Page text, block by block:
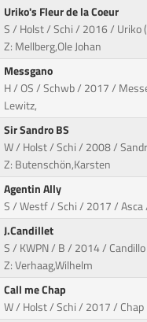
Uriko's Fleur de la Coeur
S / Holst / Schi / 2016 / Uriko
Z: Mellberg,Ole Johan
Messgano
H / OS / Schwb / 2017 /
Lewitz,
Sir Sandro BS
W / Holst / Schi / 2008 /
Z: Butenschön,Karsten
Agentin Ally
S / Westf / Schi / 2017 / Asca
J.Candillet
S / KWPN / B / 2014 /
Z: Verhaag,Wilhelm
Call me Chap
W / Holst / Schi / 2017 /